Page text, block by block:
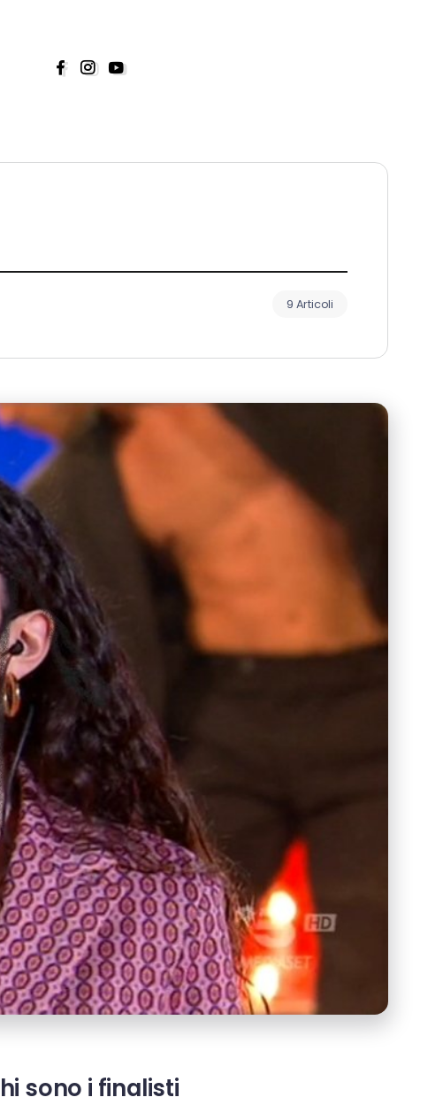
9 Articoli
sono i finalisti